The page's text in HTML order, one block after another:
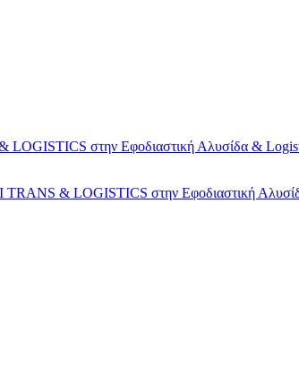
LOGISTICS στην Εφοδιαστική Αλυσίδα &
TRANS & LOGISTICS στην Εφοδιαστική